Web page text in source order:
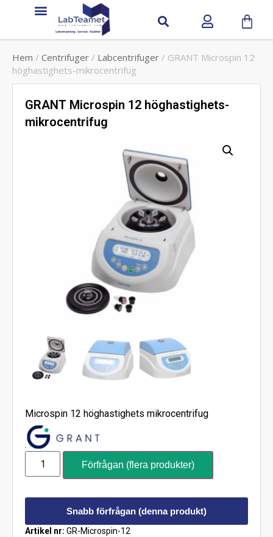
Hem / Centrifuger / Labcentrifuger / GRANT Microspin 12
höghastighets-mikrocentrifug
GRANT Microspin 12 höghastighets-
mikrocentrifug
Microspin 12 höghastighets mikrocentrifug
.
Förfrågan (flera produkter)
Snabb förfrågan (denna produkt)
Artikel nr: GR-Microspin-12